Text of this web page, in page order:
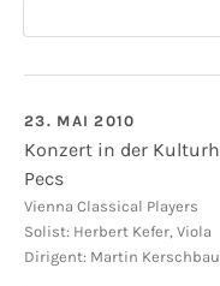
23. MAI 2010
Konzert in der
Pecs
Pecs Konzerthalle
Pecs
Vienna Classical Players
Solist: Herbert Kefer, Viola
Dirigent: Martin